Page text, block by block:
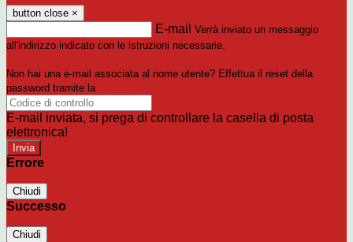
button close ×
E-mail Verrà inviato un messaggio
all'indirizzo indicato con le istruzioni necessarie.
Non hai una e-mail associata al nome utente? Effettua il reset della
password tramite la
E-mail inviata, si prega di controllare la casella di posta
elettronica!
Errore
Chiudi
Successo
Chiudi